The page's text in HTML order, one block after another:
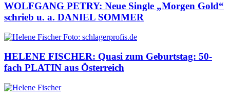
WOLFGANG PETRY: Neue Single „Morgen Gold“
schrieb u. a. DANIEL SOMMER
HELENE FISCHER: Quasi zum Geburtstag: 50-
fach PLATIN aus Österreich